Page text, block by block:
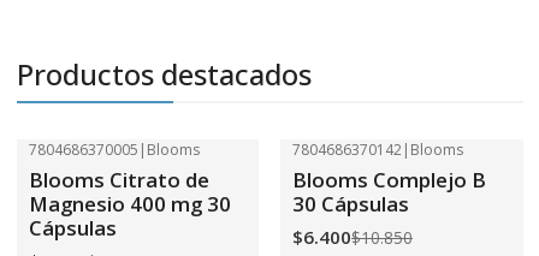
Productos destacados
7804686370005 | Blooms
Blooms Citrato de
Magnesio 400 mg 30
Cápsulas
7804686370142| Blooms
Blooms Complejo B
30 Cápsulas
$6.400$10.850